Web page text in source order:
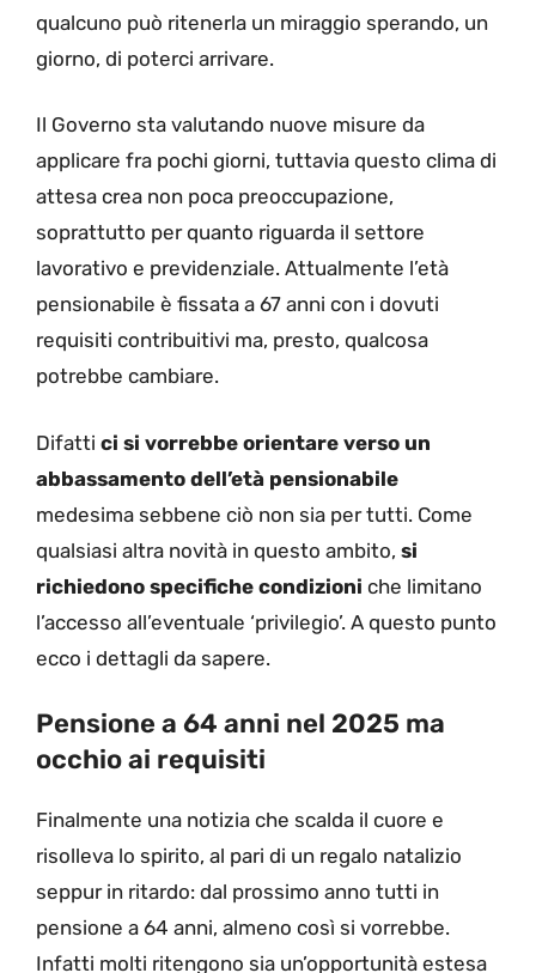
qualcuno può ritenerla un miraggio sperando, un
giorno, di poterci arrivare.
Il Governo sta valutando nuove misure da
applicare fra pochi giorni, tuttavia questo clima di
attesa crea non poca preoccupazione,
soprattutto per quanto riguarda il settore
lavorativo e previdenziale. Attualmente l’età
pensionabile è fissata a 67 anni con i dovuti
requisiti contribuitivi ma, presto, qualcosa
potrebbe cambiare.
Difatti ci si vorrebbe orientare verso un
abbassamento dell’età pensionabile
medesima sebbene ciò non sia per tutti. Come
qualsiasi altra novità in questo ambito, si
richiedono specifiche condizioni che limitano
l’accesso all’eventuale ‘privilegio’. A questo punto
ecco i dettagli da sapere.
Pensione a 64 anni nel 2025 ma
occhio ai requisiti
Finalmente una notizia che scalda il cuore e
risolleva lo spirito, al pari di un regalo natalizio
seppur in ritardo: dal prossimo anno tutti in
pensione a 64 anni, almeno così si vorrebbe.
Infatti molti ritengono sia un’opportunità estesa